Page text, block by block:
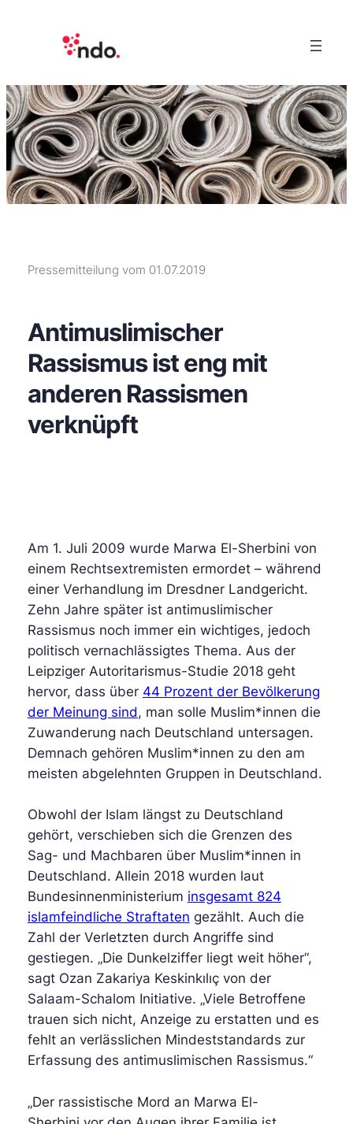
Pressemitteilung vom 01.07.2019
Antimuslimischer
Rassismus ist eng mit
anderen Rassismen
verknüpft
Am 1. Juli 2009 wurde Marwa El-Sherbini von
einem Rechtsextremisten ermordet – während
einer Verhandlung im Dresdner Landgericht.
Zehn Jahre später ist antimuslimischer
Rassismus noch immer ein wichtiges, jedoch
politisch vernachlässigtes Thema. Aus der
Leipziger Autoritarismus-Studie 2018 geht
hervor, dass über 44 Prozent der Bevölkerung
der Meinung sind, man solle Muslim*innen die
Zuwanderung nach Deutschland untersagen.
Demnach gehören Muslim*innen zu den am
meisten abgelehnten Gruppen in Deutschland.
Obwohl der Islam längst zu Deutschland
gehört, verschieben sich die Grenzen des
Sag- und Machbaren über Muslim*innen in
Deutschland. Allein 2018 wurden laut
Bundesinnenministerium insgesamt 824
islamfeindliche Straftaten gezählt. Auch die
Zahl der Verletzten durch Angriffe sind
gestiegen. „Die Dunkelziffer liegt weit höher“,
sagt Ozan Zakariya Keskinkılıç von der
Salaam-Schalom Initiative. „Viele Betroffene
trauen sich nicht, Anzeige zu erstatten und es
fehlt an verlässlichen Mindeststandards zur
Erfassung des antimuslimischen Rassismus.“
„Der rassistische Mord an Marwa El-